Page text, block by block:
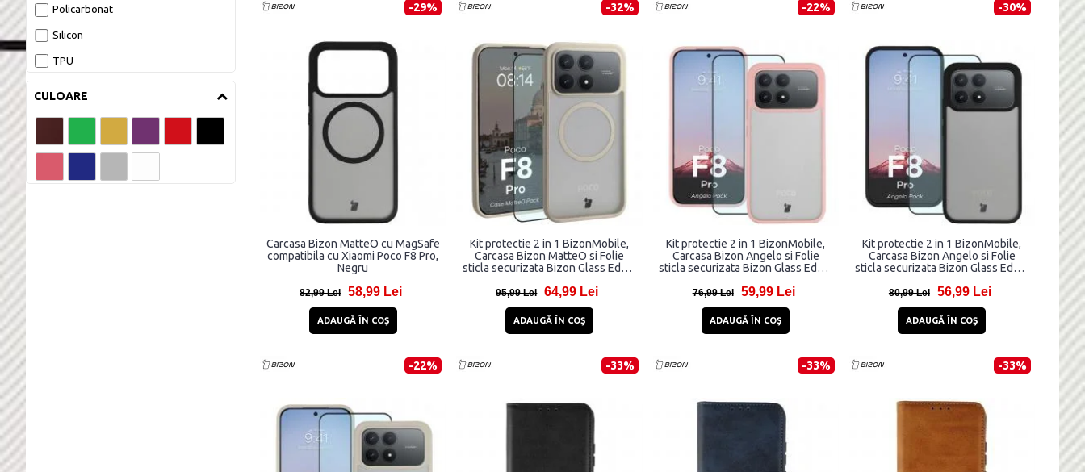
Policarbonat
Silicon
TPU
CULOARE
-29%
Carcasa Bizon MatteO cu MagSafe
compatibila cu Xiaomi Poco F8 Pro,
Negru
82,99 Lei 58,99 Lei
ADAUGĂ ÎN COŞ
-32%
Kit protectie 2 in 1 BizonMobile,
Carcasa Bizon MatteO si Folie
sticla securizata Bizon Glass Edge,
Bej
95,99 Lei 64,99 Lei
ADAUGĂ ÎN COŞ
-22%
Kit protectie 2 in 1 BizonMobile,
Carcasa Bizon Angelo si Folie
sticla securizata Bizon Glass Edge,
Roz
76,99 Lei 59,99 Lei
ADAUGĂ ÎN COŞ
-30%
Kit protectie 2 in 1 BizonMobile,
Carcasa Bizon Angelo si Folie
sticla securizata Bizon Glass Edge,
Negru
80,99 Lei 56,99 Lei
ADAUGĂ ÎN COŞ
-22% -33% -33% -33%